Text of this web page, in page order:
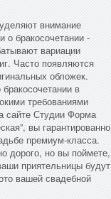
внимание
о бракосочетании -
вариации
Часто появляются
обложек.
в
требованиями
сайте Студии Форма
вы гарантированно
премиум-класса.
дорого, но вы поймете,
приятельницы будут
вашей свадебной